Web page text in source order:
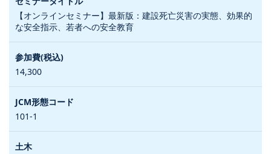
【オンラインセミナー】最新版：建設死亡災害の実態、効果的
な安全指示、若者への安全教育
14,300
101-1